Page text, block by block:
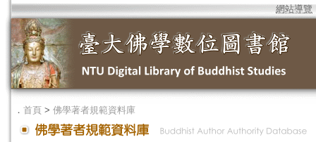
網站導覽
． 首頁 > 佛學著者規範資料庫